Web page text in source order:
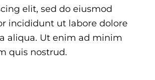
elit, sed do eiusmod
incididunt ut labore dolore
aliqua. Ut enim ad minim
quis nostrud.